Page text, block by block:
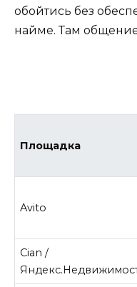
обойтись без
найме. Там
Площадка
Avito
Cian /